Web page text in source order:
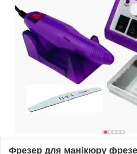
Фрезер для манікюру